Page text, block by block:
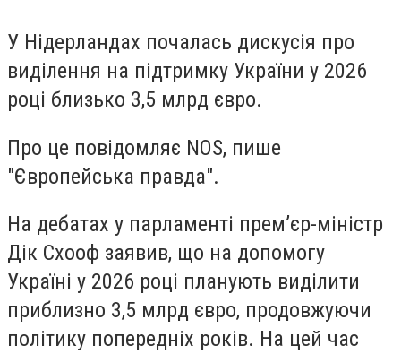
У Нідерландах почалась дискусія про
виділення на підтримку України у 2026
році близько 3,5 млрд євро.
Про це повідомляє NOS, пише
"Європейська правда".
На дебатах у парламенті прем’єр-міністр
Дік Схооф заявив, що на допомогу
Україні у 2026 році планують виділити
приблизно 3,5 млрд євро, продовжуючи
політику попередніх років. На цей час